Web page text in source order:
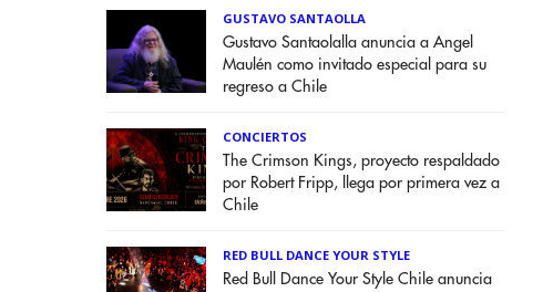
GUSTAVO SANTAOLLA
Gustavo Santaolalla anuncia a Angel
Maulén como invitado especial para su
regreso a Chile
CONCIERTOS
The Crimson Kings, proyecto respaldado
por Robert Fripp, llega por primera vez a
Chile
RED BULL DANCE YOUR STYLE
Red Bull Dance Your Style Chile anuncia